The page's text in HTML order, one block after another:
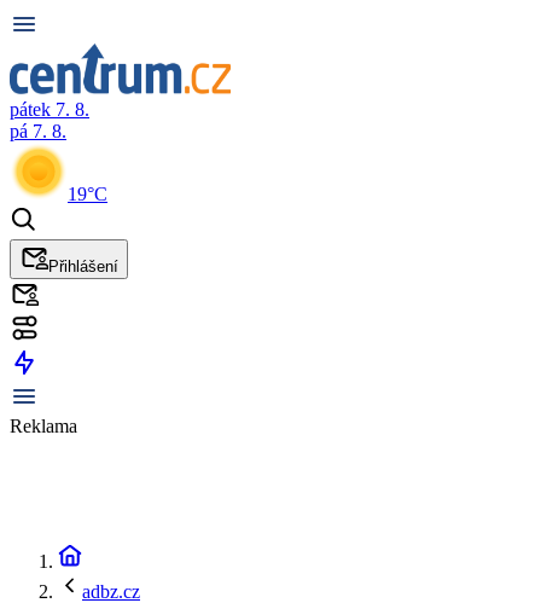
pátek 7. 8.
pá 7. 8.
19°C
Přihlášení
Reklama
adbz.cz